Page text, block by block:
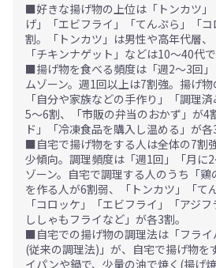
■好きな揚げ物の上位は「トンカツ
げ」「エビフライ」「てんぷら」「
割。「トンカツ」は男性や高年代層、
「チキンナゲット」などは10～40代
■揚げ物を食べる頻度は「週2～3回
ムゾーン。週1回以上は7割強。揚げ
「自分や家族などの手作り」「調理
5～6割、「市販の弁当のおかず」が4
ド」「冷凍食品を購入し温める」が各3
■自宅で揚げ物をする人は全体の7割
少傾向。調理頻度は「週1回」「月に
ゾーン。自宅で調理する人のうち「鶏
を作る人が6割弱、「トンカツ」「て
「コロッケ」「エビフライ」「アジフ
ししゃもフライなど」が各3割。
■自宅での揚げ物の調理法は「フライ
(従来の調理法)」が、自宅で揚げ物を
イパンや鍋で、少量の油で焼く(揚げ